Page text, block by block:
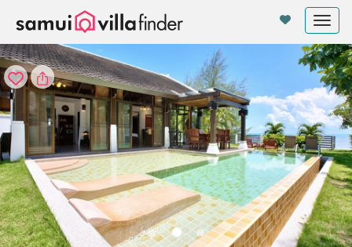
Vos paramètres de cookies